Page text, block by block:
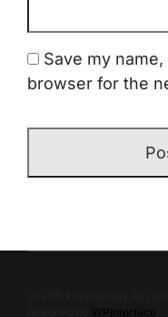
Save my
browser for the